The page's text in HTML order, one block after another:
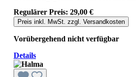
Regulärer Preis: 29,00 €
Preis inkl. MwSt. zzgl. Versandkosten
Vorübergehend nicht verfügbar
Details